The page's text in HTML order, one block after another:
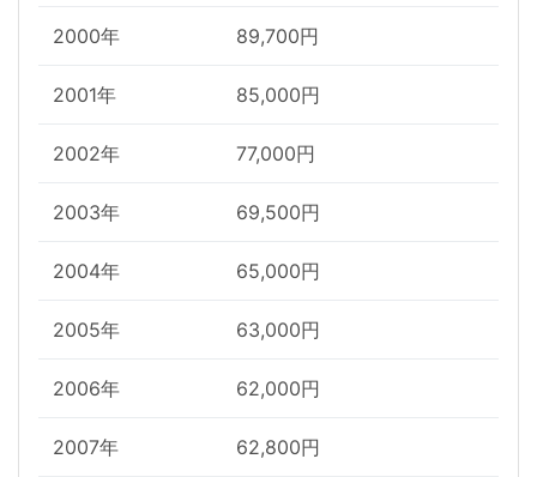
2000年 89,700円
2001年 85,000円
2002年 77,000円
2003年 69,500円
2004年 65,000円
2005年 63,000円
2006年 62,000円
2007年 62,800円